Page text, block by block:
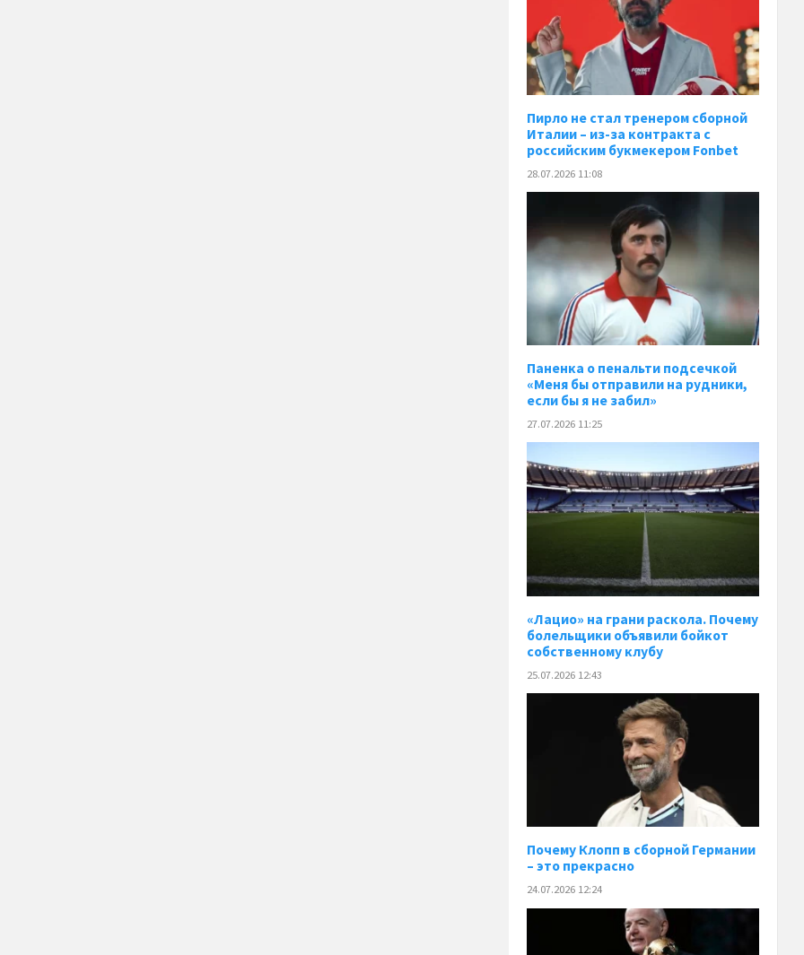
Пирло не стал тренером сборной
Италии – из-за контракта с
российским букмекером Fonbet
28.07.2026 11:08
Паненка o пенальти подсечкой
«Меня бы отправили на рудники,
если бы я не забил»
27.07.2026 11:25
«Лацио» на грани раскола. Почему
болельщики объявили бойкот
собственному клубу
25.07.2026 12:43
Почему Клопп в сборной Германии
– это прекрасно
24.07.2026 12:24